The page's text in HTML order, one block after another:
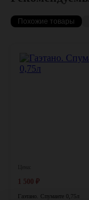
Похожие товары
1 500 ₽
Гаэтано. Спуманте 0,75л